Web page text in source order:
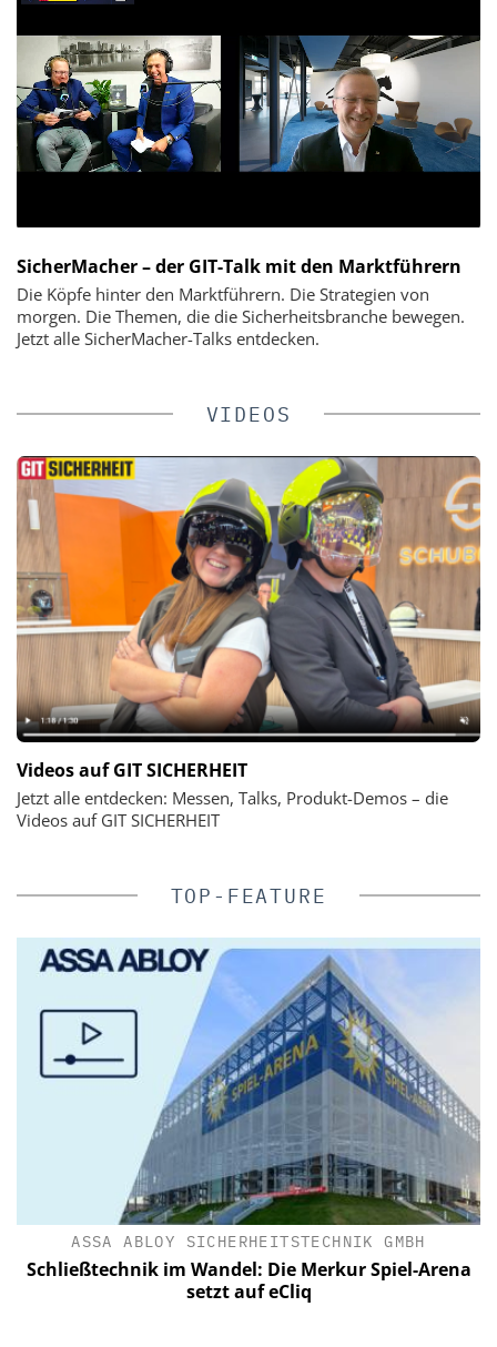
SicherMacher – der GIT-Talk mit den Marktführern
Die Köpfe hinter den Marktführern. Die Strategien von
morgen. Die Themen, die die Sicherheitsbranche bewegen.
Jetzt alle SicherMacher-Talks entdecken.
VIDEOS
Videos auf GIT SICHERHEIT
Jetzt alle entdecken: Messen, Talks, Produkt-Demos – die
Videos auf GIT SICHERHEIT
TOP-FEATURE
ASSA ABLOY SICHERHEITSTECHNIK GMBH
Schließtechnik im Wandel: Die Merkur Spiel-Arena
setzt auf eCliq